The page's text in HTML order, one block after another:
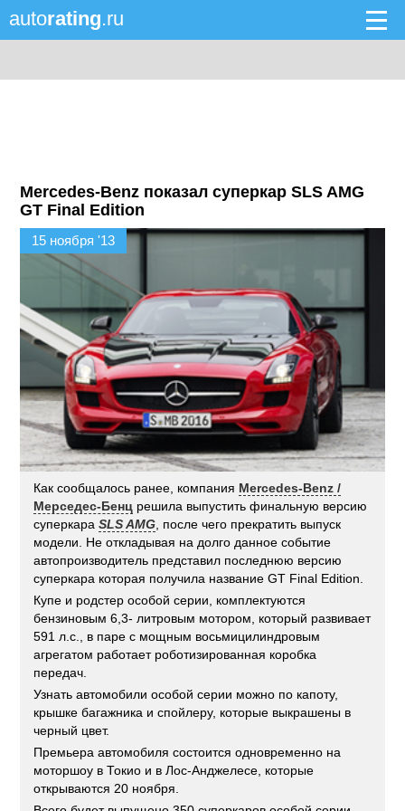
autorating.ru
Mercedes-Benz показал суперкар SLS AMG
GT Final Edition
15 ноября '13
Как сообщалось ранее, компания Mercedes-Benz /
Мерседес-Бенц решила выпустить финальную версию
суперкараSLS AMG , после чего прекратить выпуск
модели. Не откладывая на долго данное событие
автопроизводитель представил последнюю версию
суперкара которая получила название GT Final Edition.
Купе и родстер особой серии, комплектуются
бензиновым 6,3- литровым мотором, который развивает
591 л.с., в паре с мощным восьмицилиндровым
агрегатом работает роботизированная коробка
передач.
Узнать автомобили особой серии можно по капоту,
крышке багажника и спойлеру, которые выкрашены в
черный цвет.
Премьера автомобиля состоится одновременно на
моторшоу в Токио и в Лос-Анджелесе, которые
открываются 20 ноября.